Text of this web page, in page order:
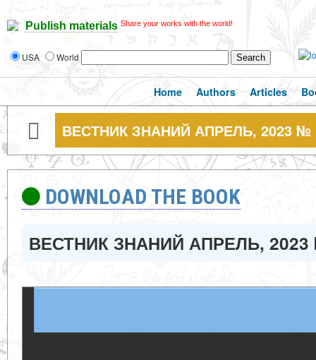
Publish materials Share your works with the world!
USA World
Home Authors Articles
ВЕСТНИК ЗНАНИЙ АПРЕЛЬ, 2023 №
DOWNLOAD THE BOOK
ВЕСТНИК ЗНАНИЙ АПРЕЛЬ,